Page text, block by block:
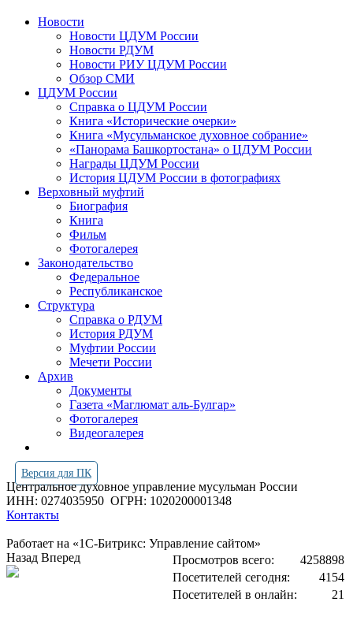
Новости
Новости ЦДУМ России
Новости РДУМ
Новости РИУ ЦДУМ России
Обзор СМИ
ЦДУМ России
Справка о ЦДУМ России
Книга «Исторические очерки»
Книга «Мусульманское духовное собрание»
«Панорама Башкортостана» о ЦДУМ России
Награды ЦДУМ России
История ЦДУМ России в фотографиях
Верховный муфтий
Биография
Книга
Фильм
Фотогалерея
Законодательство
Федеральное
Республиканское
Структура
Справка о РДУМ
История РДУМ
Муфтии России
Мечети России
Архив
Документы
Газета «Маглюмат аль-Булгар»
Фотогалерея
Видеогалерея
Версия для ПК
Центральное духовное управление мусульман России
ИНН: 0274035950 ОГРН: 1020200001348
Контакты
Работает на «1С-Битрикс: Управление сайтом»
Просмотров всего:
4258898
Посетителей сегодня:
4154
Посетителей в онлайн:
21
Назад Вперед